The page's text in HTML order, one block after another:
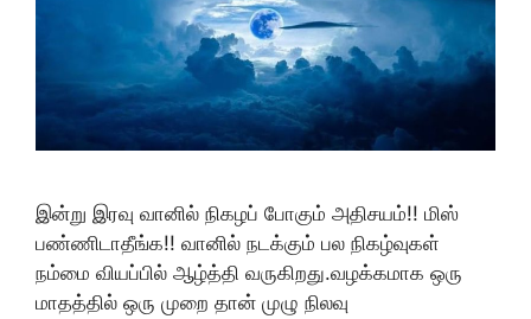
இன்று இரவு வானில் நிகழப் போகும் அதிசயம்!! மிஸ்
பண்ணிடாதீங்க!! வானில் நடக்கும் பல நிகழ்வுகள்
நம்மை வியப்பில் ஆழ்த்தி வருகிறது.வழக்கமாக ஒரு
மாதத்தில் ஒரு முறை தான் முழு நிலவு